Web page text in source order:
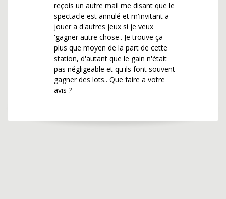
reçois un autre mail me disant que le
spectacle est annulé et m'invitant a
jouer a d'autres jeux si je veux
'gagner autre chose'. Je trouve ça
plus que moyen de la part de cette
station, d'autant que le gain n'était
pas négligeable et qu'ils font souvent
gagner des lots.. Que faire a votre
avis ?